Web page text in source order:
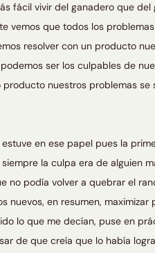
fácil vivir del ganadero que
vemos que todos los
resolver con un producto
ser los culpables de
nuestros problemas se
en ese papel pues la
la culpa era de alguien
podía volver a quebrar el
en resumen, maximizar
lo que me decían, puse en
de que creía que lo había